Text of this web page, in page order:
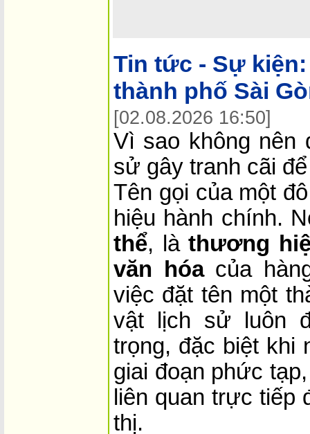
Tin tức - Sự kiện:
thành phố Sài
[02.08.2026 16:50]
Vì sao không nên
sử gây tranh cãi
Tên gọi của một
hiệu hành chính.
thể, làthương
văn hóacủa
việc đặt tên một
vật lịch sử luôn
trọng, đặc biệt khi
giai đoạn phức
liên quan trực tiếp
thị.